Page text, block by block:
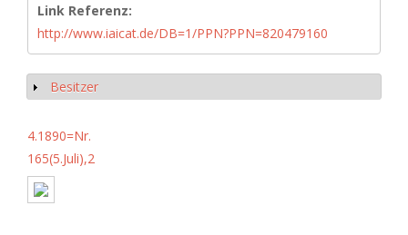
Link Referenz:
http://www.iaicat.de/DB=1/PPN?PPN=820479160
Show
Besitzer
4.1890=Nr.
165(5.Juli),2